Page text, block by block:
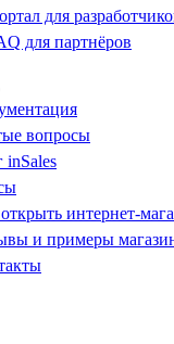
для
для партнёров
вопросы
inSales
интернет-
и примеры